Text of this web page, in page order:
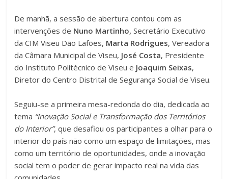
De manhã, a sessão de abertura contou com as
intervenções de Nuno Martinho, Secretário Executivo
da CIM Viseu Dão Lafões, Marta Rodrigues, Vereadora
da Câmara Municipal de Viseu, José Costa, Presidente
do Instituto Politécnico de Viseu e Joaquim Seixas,
Diretor do Centro Distrital de Segurança Social de Viseu.
Seguiu-se a primeira mesa-redonda do dia, dedicada ao
tema “Inovação Social e Transformação dos Territórios
do Interior”, que desafiou os participantes a olhar para o
interior do país não como um espaço de limitações, mas
como um território de oportunidades, onde a inovação
social tem o poder de gerar impacto real na vida das